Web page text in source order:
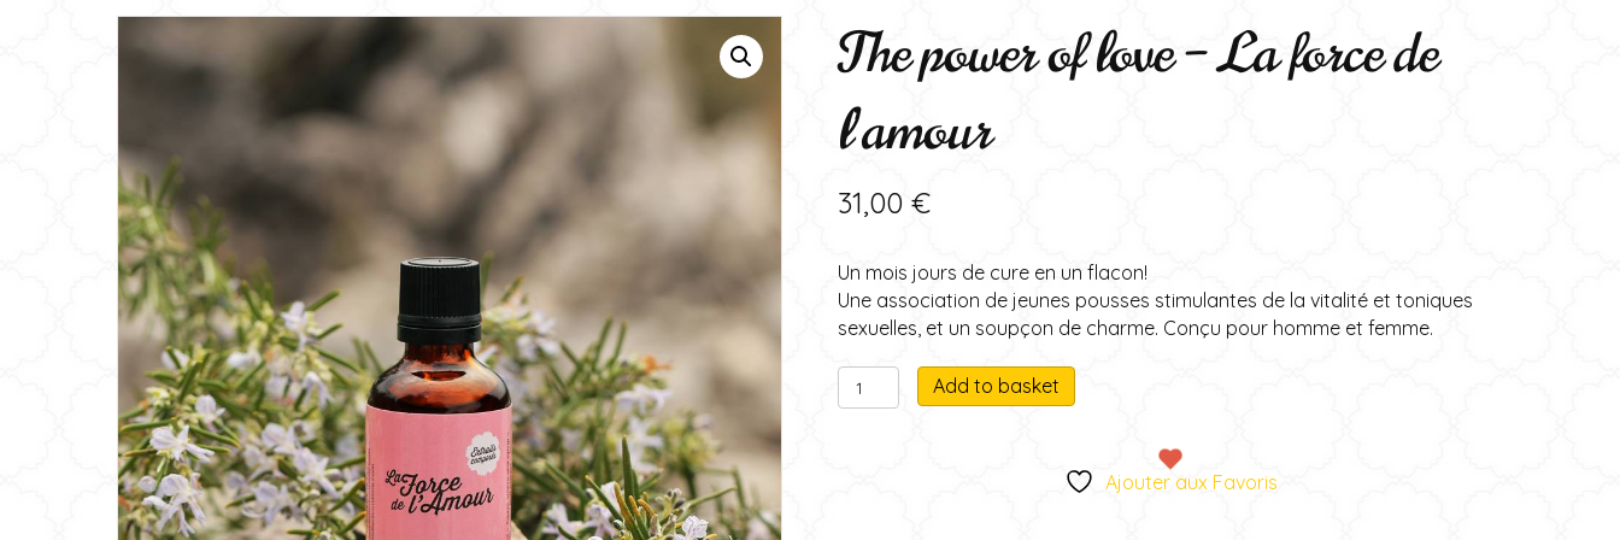
The power of love – La force de
l’amour
31,00 €
Un mois jours de cure en un flacon!
Une association de jeunes pousses stimulantes de la vitalité et toniques
sexuelles, et un soupçon de charme. Conçu pour homme et femme.
The
power
Add to basket
l
r
Ajouter aux Favoris